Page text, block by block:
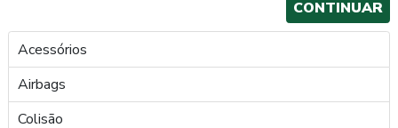
Acessórios
Airbags
Colisão
CONTINUAR